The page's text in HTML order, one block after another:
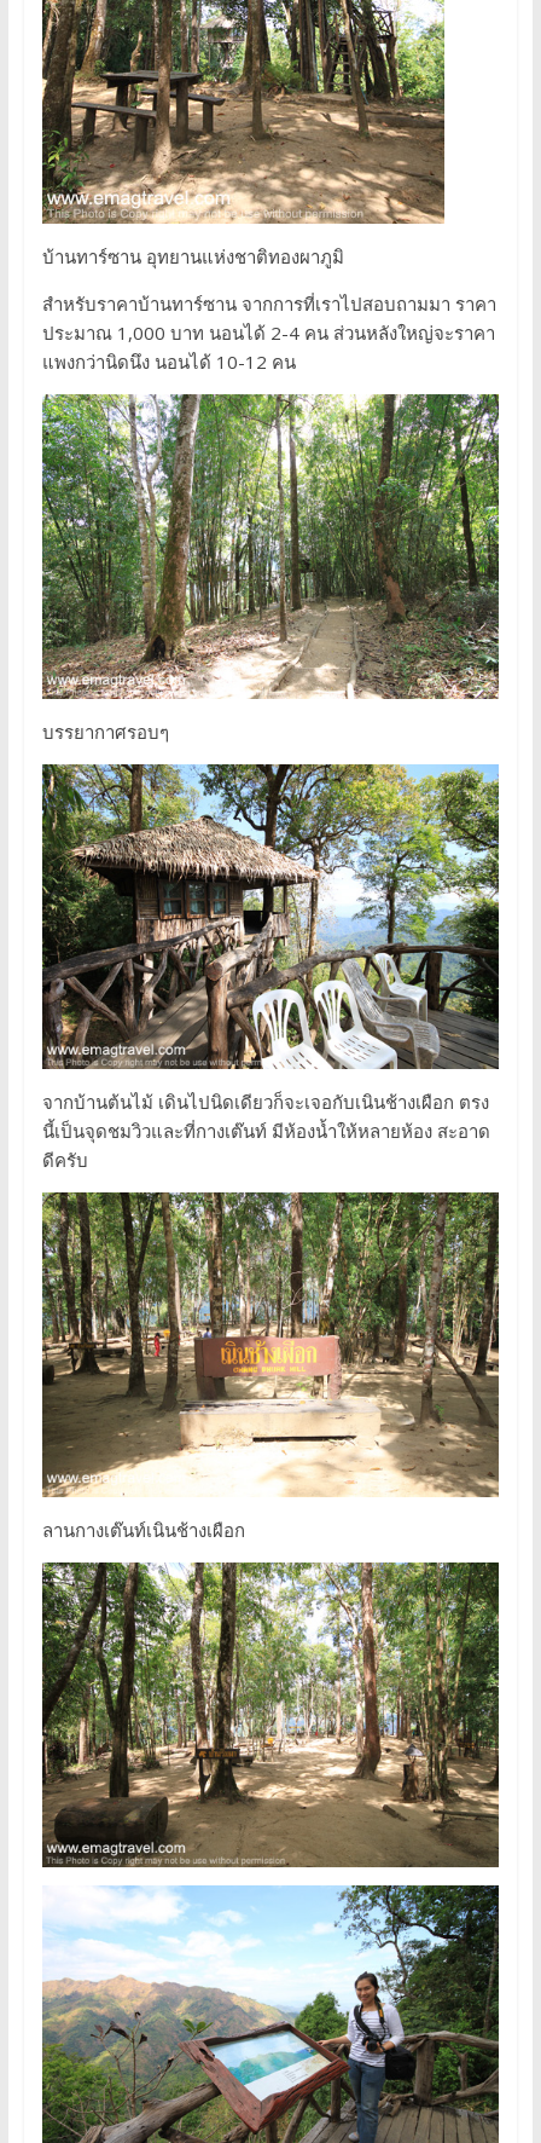
บ้านทาร์ซาน อุทยานแห่งชาติทองผาภูมิ
สำหรับราคาบ้านทาร์ซาน จากการที่เราไปสอบถามมา ราคา
ประมาณ 1,000 บาท นอนได้ 2-4 คน ส่วนหลังใหญ่จะราคา
แพงกว่านิดนึง นอนได้ 10-12 คน
บรรยากาศรอบๆ
จากบ้านต้นไม้ เดินไปนิดเดียวก็จะเจอกับเนินช้างเผือก ตรง
นี้เป็นจุดชมวิวและที่กางเต๊นท์ มีห้องน้ำให้หลายห้อง สะอาด
ดีครับ
ลานกางเต๊นท์เนินช้างเผือก